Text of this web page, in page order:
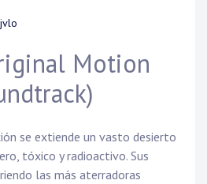
Motion
se extiende un vasto desierto
tóxico y radioactivo. Sus
las más aterradoras